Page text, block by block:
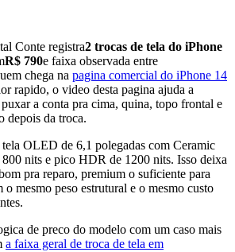
Conte registra2 trocas de tela do iPhone
R$ 790e faixa observada entre
chega na pagina comercial do iPhone 14
rapido, o video desta pagina ajuda a
a conta pra cima, quina, topo frontal e
depois da troca.
OLED de 6,1 polegadas com Ceramic
nits e pico HDR de 1200 nits. Isso deixa
pra reparo, premium o suficiente para
o mesmo peso estrutural e o mesmo custo
de preco do modelo com um caso mais
a faixa geral de troca de tela em